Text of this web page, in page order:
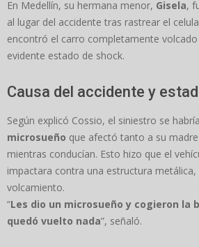
En Medellín, su hermana menor, Gisela,
al lugar del accidente tras rastrear el
encontró el carro completamente
evidente estado de shock.
Causa del accidente y
Según explicó Cossio, el siniestro se
microsueño que afectó tanto a su
mientras conducían. Esto hizo que el
impactara contra una estructura
volcamiento.
“Les dio un microsueño y cogieron la
quedó vuelto nada”, señaló.